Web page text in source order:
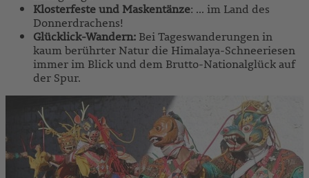
Klosterfeste und Maskentänze: ... im Land des
Donnerdrachens!
Glücklick-Wandern: Bei Tageswanderungen in
kaum berührter Natur die Himalaya-Schneeriesen
immer im Blick und dem Brutto-Nationalglück auf
der Spur.